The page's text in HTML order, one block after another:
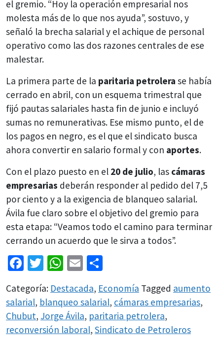
el gremio. “Hoy la operación empresarial nos
molesta más de lo que nos ayuda”, sostuvo, y
señaló la brecha salarial y el achique de personal
operativo como las dos razones centrales de ese
malestar.
La primera parte de la paritaria petrolera se había
cerrado en abril, con un esquema trimestral que
fijó pautas salariales hasta fin de junio e incluyó
sumas no remunerativas. Ese mismo punto, el de
los pagos en negro, es el que el sindicato busca
ahora convertir en salario formal y con aportes.
Con el plazo puesto en el 20 de julio, las cámaras
empresarias deberán responder al pedido del 7,5
por ciento y a la exigencia de blanqueo salarial.
Ávila fue claro sobre el objetivo del gremio para
esta etapa: “Veamos todo el camino para terminar
cerrando un acuerdo que le sirva a todos”.
Facebook
Twitter
WhatsApp
Email
Categoría: Destacada, Economía Tagged aumento
salarial, blanqueo salarial, cámaras empresarias,
Chubut, Jorge Ávila, paritaria petrolera,
reconversión laboral, Sindicato de Petroleros